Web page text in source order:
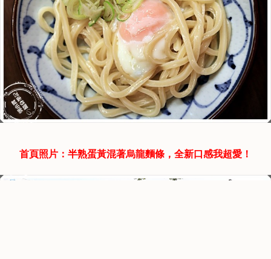
首頁照片：半熟蛋黃混著烏龍麵條，全新口感我超愛！